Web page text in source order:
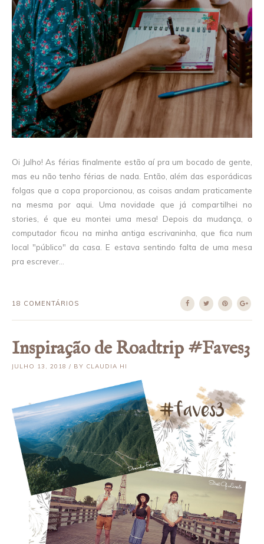
Oi Julho! As férias finalmente estão aí pra um bocado de gente,
mas eu não tenho férias de nada. Então, além das esporádicas
folgas que a copa proporcionou, as coisas andam praticamente
na mesma por aqui. Uma novidade que já compartilhei no
stories, é que eu montei uma mesa! Depois da mudança, o
computador ficou na minha antiga escrivaninha, que fica num
local "público" da casa. E estava sentindo falta de uma mesa
pra escrever...
18 COMENTÁRIOS
Inspiração de Roadtrip #Faves3
JULHO 13, 2018 / BY CLAUDIA HI